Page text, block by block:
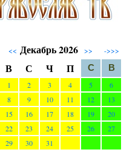
<< Декабрь 2026 >> ->>>
В С Ч П С
В
1
2 3 4 5
6
8 9 10 11 12
13
15 16 17 18 19
20
22 23 24 25 26
27
29 30 31